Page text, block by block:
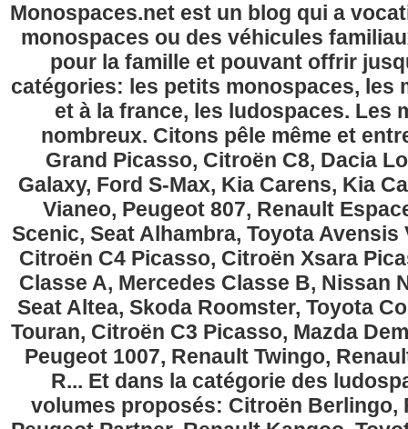
Monospaces.net est un blog qui a
monospaces ou des véhicules
pour la famille et pouvant offrir
catégories: les petits monospaces, les
et à la france, les ludospaces. Les
nombreux. Citons pêle même et
Grand Picasso, Citroën C8, Dacia
Galaxy, Ford S-Max, Kia Carens, Kia
Vianeo, Peugeot 807, Renault
Scenic, Seat Alhambra, Toyota
Citroën C4 Picasso, Citroën Xsara
Classe A, Mercedes Classe B, Nissan
Seat Altea, Skoda Roomster, Toyota
Touran, Citroën C3 Picasso, Mazda
Peugeot 1007, Renault Twingo,
R... Et dans la catégorie des
volumes proposés: Citroën Berlingo,